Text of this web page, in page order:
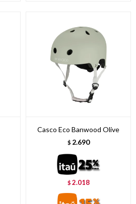
Casco Eco Banwood Olive
$ 2.690
$2.018